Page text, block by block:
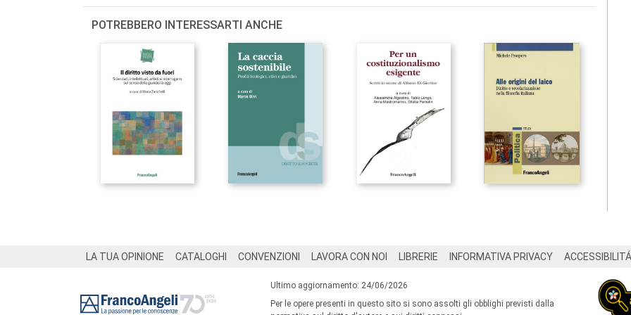
POTREBBERO INTERESSARTI ANCHE
LA TUA OPINIONE CATALOGHI CONVENZIONI LAVORA CON NOI LIBRERIE INFORMATIVA PRIVACY ACCESSIBILITÁ
Ultimo aggiornamento: 24/06/2026
Per le opere presenti in questo sito si sono assolti gli obblighi previsti dalla